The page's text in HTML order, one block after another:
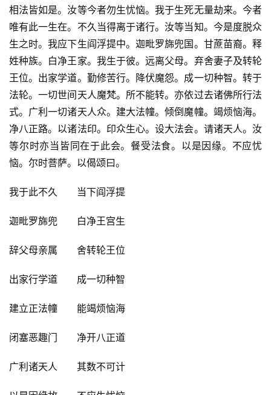
相法皆如是。汝等今者勿生忧恼。我于生死无量劫来。今者
唯有此一生在。不久当得离于诸行。汝等当知。今是度脱众
生之时。我应下生阎浮提中。迦毗罗旆兜国。甘蔗苗裔。释
姓种族。白净王家。我生于彼。远离父母。弃舍妻子及转轮
王位。出家学道。勤修苦行。降伏魔怨。成一切种智。转于
法轮。一切世间天人魔梵。所不能转。亦依过去诸佛所行法
式。广利一切诸天人众。建大法幢。倾倒魔幢。竭烦恼海。
净八正路。以诸法印。印众生心。设大法会。请诸天人。汝
等尔时亦当皆同在于此会。餐受法食。以是因缘。不应忧
恼。尔时菩萨。以偈颂曰。
我于此不久　　当下阎浮提
迦毗罗旆兜　　白净王宫生
辞父母亲属　　舍转轮王位
出家行学道　　成一切种智
建立正法幢　　能竭烦恼海
闭塞恶趣门　　净开八正道
广利诸天人　　其数不可计